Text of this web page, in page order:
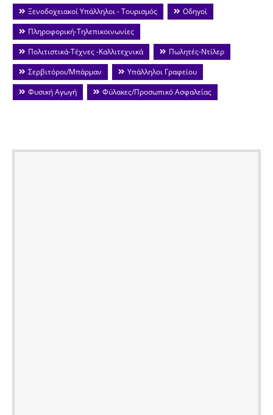
Ξενοδοχειακοί Υπάλληλοι - Τουρισμός
Οδηγοί
Πληροφορική-Τηλεπικοινωνίες
Πολιτιστικά-Τέχνες -Καλλιτεχνικά
Πωλητές-Ντίλερ
Σερβιτόροι/Μπάρμαν
Υπάλληλοι Γραφείου
Φυσική Αγωγή
Φύλακες/Προσωπικό Ασφαλείας